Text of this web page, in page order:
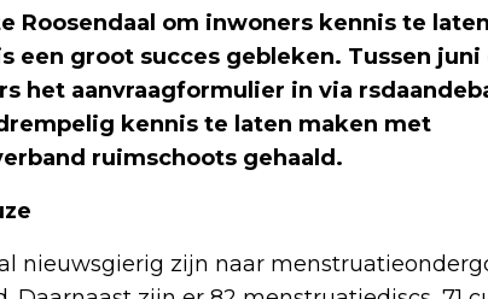
Roosendaal om inwoners kennis te
groot succes gebleken. Tussen juni
het aanvraagformulier in via
kennis te laten maken met
ruimschoots gehaald.
nieuwsgierig zijn naar